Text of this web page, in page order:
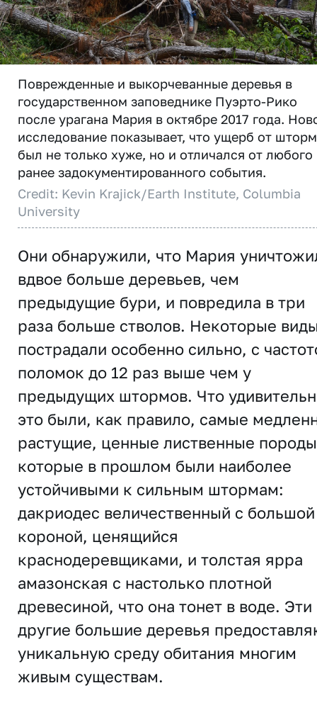
Поврежденные и выкорчеванные деревья в
государственном заповеднике Пуэрто-Рико
после урагана Мария в октябре 2017 года.
исследование показывает, что ущерб от
был не только хуже, но и отличался от любого
ранее задокументированного события.
Credit: Kevin Krajick/Earth Institute, Columbia
University
Они обнаружили, что Мария
вдвое больше деревьев, чем
предыдущие бури, и повредила в три
раза больше стволов. Некоторые
пострадали особенно сильно, с
поломок до 12 раз выше чем у
предыдущих штормов. Что
это были, как правило, самые
растущие, ценные лиственные
которые в прошлом были наиболее
устойчивыми к сильным штормам:
дакриодес величественный с большой
короной, ценящийся
краснодеревщиками, и толстая ярра
амазонская с настолько плотной
древесиной, что она тонет в воде. Эти
другие большие деревья
уникальную среду обитания многим
живым существам.